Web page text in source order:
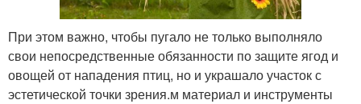
При этом важно, чтобы пугало не только выполняло
свои непосредственные обязанности по защите ягод и
овощей от нападения птиц, но и украшало участок с
эстетической точки зрения.м материал и инструменты